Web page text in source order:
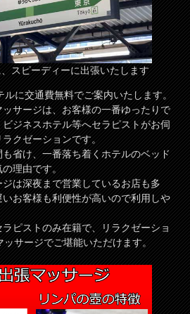
スピーディーに出張いたします
ルに交通費無料でご案内いたします。
サージは、お客様の一番ゆったりで
ジネスホテル等へセラピストがお伺
クゼーションです。
省け、一番落ち着くホテルのベッド
の理由です。
は深夜まで営業しているお店も多
お客様も利便性が高いので利用しや
ピストのみ在籍で、リラクゼーショ
サージでご堪能いただけます。